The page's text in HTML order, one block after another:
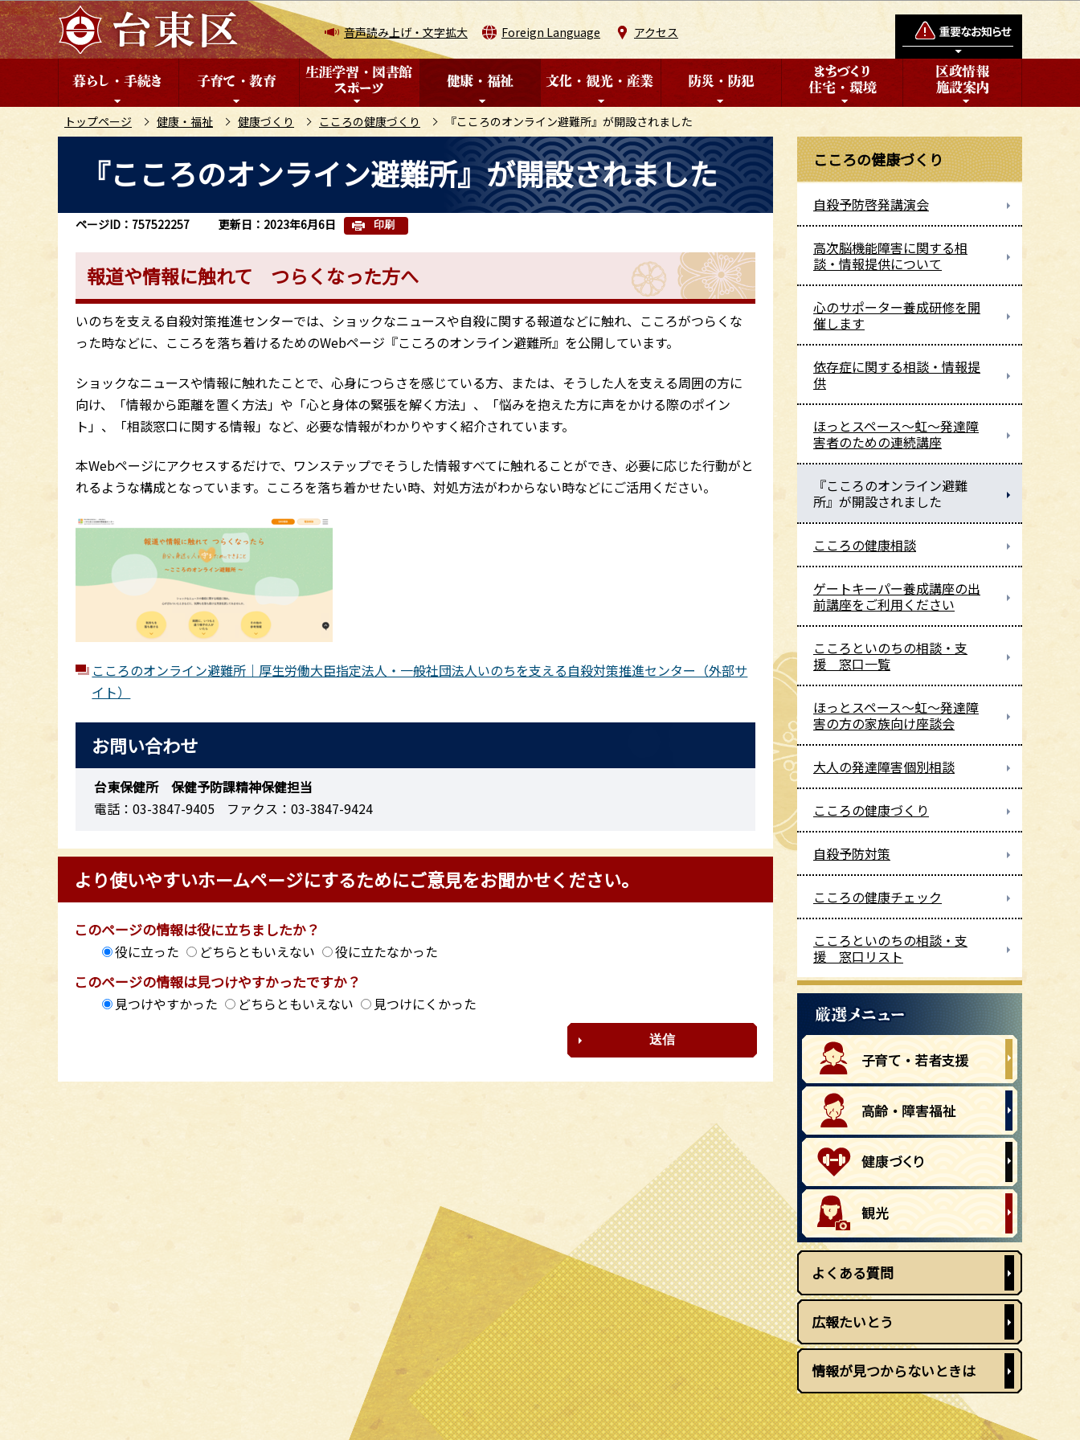
こ
の
ペ
音声読み上げ・文字拡大 Foreign Language アクセス
トップページ 健康・福祉 健康づくり こころの健康づくり 『こころのオンライン避難所』が開設されました
こ
『こころのオンライン避難所』が開設されました
ページID：757522257 更新日：2023年6月6日 印刷
報道や情報に触れて つらくなった方へ
いのちを支える自殺対策推進センターでは、ショックなニュースや自殺に関する報道などに触れ、こころがつらくな
った時などに、こころを落ち着けるためのWebページ『こころのオンライン避難所』を公開しています。
ショックなニュースや情報に触れたことで、心身につらさを感じている方、または、そうした人を支える周囲の方に
向け、「情報から距離を置く方法」や「心と身体の緊張を解く方法」、「悩みを抱えた方に声をかける際のポイン
ト」、「相談窓口に関する情報」など、必要な情報がわかりやすく紹介されています。
本Webページにアクセスするだけで、ワンステップでそうした情報すべてに触れることができ、必要に応じた行動がと
れるような構成となっています。こころを落ち着かせたい時、対処方法がわからない時などにご活用ください。
こころのオンライン避難所｜厚生労働大臣指定法人・一般社団法人いのちを支える自殺対策推進センター（外部サ
イト）
お問い合わせ
台東保健所 保健予防課精神保健担当
電話：03-3847-9405
ファクス：03-3847-9424
より使いやすいホームページにするためにご意見をお聞かせください。
このページの情報は役に立ちましたか？
役に立った どちらともいえない 役に立たなかった
このページの情報は見つけやすかったですか？
見つけやすかった どちらともいえない 見つけにくかった
こころの健康づくり
自殺予防啓発講演会
高次脳機能障害に関する相
談・情報提供について
心のサポーター養成研修を開
催します
依存症に関する相談・情報提
供
ほっとスペース～虹～発達障
害者のための連続講座
『こころのオンライン避難
所』が開設されました
こころの健康相談
ゲートキーパー養成講座の出
前講座をご利用ください
こころといのちの相談・支
援 窓口一覧
ほっとスペース～虹～発達障
害の方の家族向け座談会
大人の発達障害個別相談
こころの健康づくり
自殺予防対策
こころの健康チェック
こころといのちの相談・支
援 窓口リスト
よくある質問
広報たいとう
情報が見つからないときは